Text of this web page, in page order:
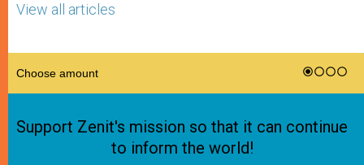
View all articles